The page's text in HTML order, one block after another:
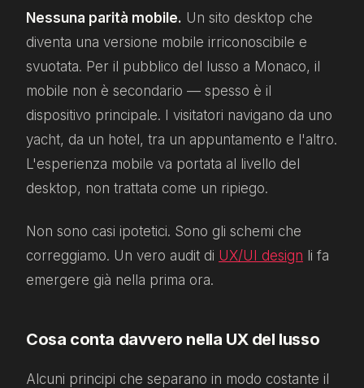
Nessuna parità mobile. Un sito desktop che
diventa una versione mobile irriconoscibile e
svuotata. Per il pubblico del lusso a Monaco, il
mobile non è secondario — spesso è il
dispositivo principale. I visitatori navigano da uno
yacht, da un hotel, tra un appuntamento e l'altro.
L'esperienza mobile va portata al livello del
desktop, non trattata come un ripiego.
Non sono casi ipotetici. Sono gli schemi che
correggiamo. Un vero audit di UX/UI design li fa
emergere già nella prima ora.
Cosa conta davvero nella UX del lusso
Alcuni principi che separano in modo costante il